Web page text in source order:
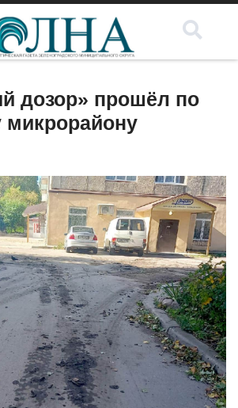
дозор» прошёл по
микрорайону